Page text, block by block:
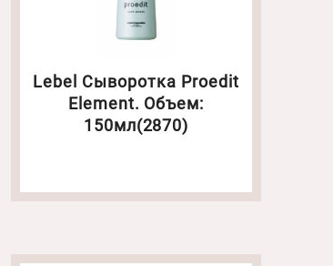
Lebel Сыворотка Proedit
Element. Объем:
150мл(2870)